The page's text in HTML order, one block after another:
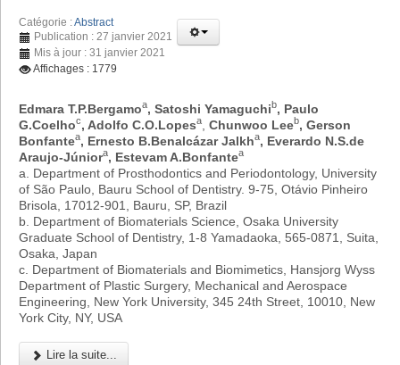
Catégorie :Abstract
Publication : 27 janvier 2021
Mis à jour : 31 janvier 2021
Affichages : 1779
Edmara T.P.Bergamoa, Satoshi Yamaguchib, Paulo
G.Coelhoc, Adolfo C.O.Lopesa Chunwoo Leeb, Gerson
Bonfantea, Ernesto B.Benalcázar Jalkha, Everardo N.S.de
Araujo-Júniora, Estevam A.Bonfantea
a. Department of Prosthodontics and Periodontology, University
of São Paulo, Bauru School of Dentistry. 9-75, Otávio Pinheiro
Brisola, 17012-901, Bauru, SP, Brazil
b. Department of Biomaterials Science, Osaka University
Graduate School of Dentistry, 1-8 Yamadaoka, 565-0871, Suita,
Osaka, Japan
c. Department of Biomaterials and Biomimetics, Hansjorg Wyss
Department of Plastic Surgery, Mechanical and Aerospace
Engineering, New York University, 345 24th Street, 10010, New
York City, NY, USA
Lire la suite...